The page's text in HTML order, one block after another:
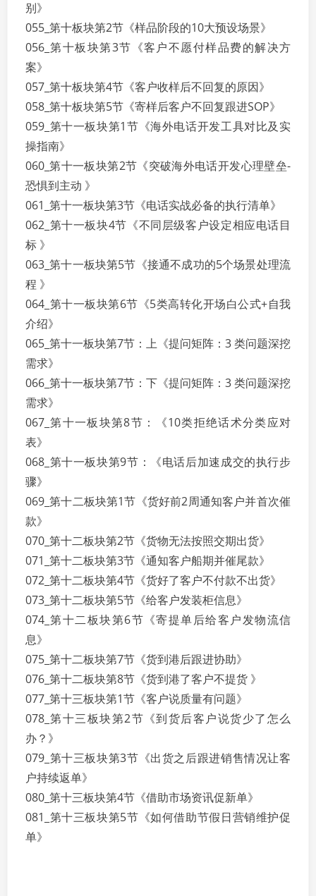
别》
055_第十板块第2节《样品阶段的10大预设场景》
056_第十板块第3节《客户不愿付样品费的解决方
案》
057_第十板块第4节《客户收样后不回复的原因》
058_第十板块第5节《寄样后客户不回复跟进SOP》
059_第十一板块第1节《海外电话开发工具对比及实
操指南》
060_第十一板块第2节《突破海外电话开发心理壁垒-
恐惧到主动 》
061_第十一板块第3节《电话实战必备的执行清单》
062_第十一板块4节《不同层级客户设定相应电话目
标 》
063_第十一板块第5节《接通不成功的5个场景处理流
程 》
064_第十一板块第6节《5类高转化开场白公式+自我
介绍》
065_第十一板块第7节：上《提问矩阵：3 类问题深挖
需求》
066_第十一板块第7节：下《提问矩阵：3 类问题深挖
需求》
067_第十一板块第8节：《10类拒绝话术分类应对
表》
068_第十一板块第9节：《电话后加速成交的执行步
骤》
069_第十二板块第1节《货好前2周通知客户并首次催
款》
070_第十二板块第2节《货物无法按照交期出货》
071_第十二板块第3节《通知客户船期并催尾款》
072_第十二板块第4节《货好了客户不付款不出货》
073_第十二板块第5节《给客户发装柜信息》
074_第十二板块第6节《寄提单后给客户发物流信
息》
075_第十二板块第7节《货到港后跟进协助》
076_第十二板块第8节《货到港了客户不提货 》
077_第十三板块第1节《客户说质量有问题》
078_第十三板块第2节《到货后客户说货少了怎么
办？》
079_第十三板块第3节《出货之后跟进销售情况让客
户持续返单》
080_第十三板块第4节《借助市场资讯促新单》
081_第十三板块第5节《如何借助节假日营销维护促
单》